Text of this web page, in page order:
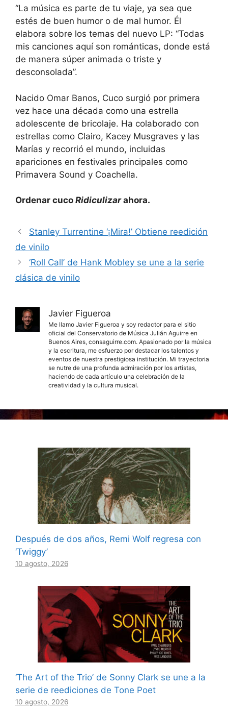
“La música es parte de tu viaje, ya sea que
estés de buen humor o de mal humor. Él
elabora sobre los temas del nuevo LP: “Todas
mis canciones aquí son románticas, donde está
de manera súper animada o triste y
desconsolada”.
Nacido Omar Banos, Cuco surgió por primera
vez hace una década como una estrella
adolescente de bricolaje. Ha colaborado con
estrellas como Clairo, Kacey Musgraves y las
Marías y recorrió el mundo, incluidas
apariciones en festivales principales como
Primavera Sound y Coachella.
Ordenar cuco Ridiculizarahora.
Stanley Turrentine ‘¡Mira!’ Obtiene reedición
de vinilo
‘Roll Call’ de Hank Mobley se une a la serie
clásica de vinilo
Javier Figueroa
Me llamo Javier Figueroa y soy redactor para el sitio
oficial del Conservatorio de Música Julián Aguirre en
Buenos Aires, consaguirre.com. Apasionado por la música
y la escritura, me esfuerzo por destacar los talentos y
eventos de nuestra prestigiosa institución. Mi trayectoria
se nutre de una profunda admiración por los artistas,
haciendo de cada artículo una celebración de la
creatividad y la cultura musical.
Después de dos años, Remi Wolf regresa con
‘Twiggy’
10 agosto, 2026
‘The Art of the Trio’ de Sonny Clark se une a la
serie de reediciones de Tone Poet
10 agosto, 2026